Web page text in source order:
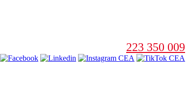
223 350 009